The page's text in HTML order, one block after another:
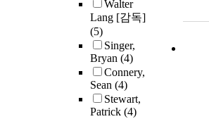
Walter
Lang [감독]
(5)
Singer,
Bryan (4)
Connery,
Sean (4)
Stewart,
Patrick (4)